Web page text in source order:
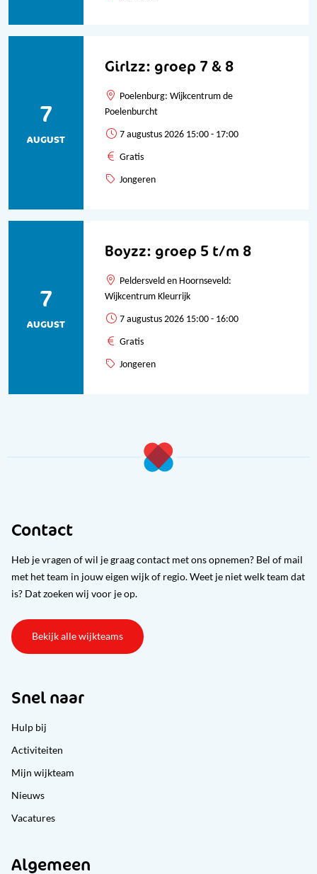
Girlzz: groep 7 & 8
7
AUGUST
Poelenburg: Wijkcentrum de
Poelenburcht
7 augustus 2026 15:00 - 17:00
Gratis
Jongeren
Boyzz: groep 5 t/m 8
7
AUGUST
Peldersveld en Hoornseveld:
Wijkcentrum Kleurrijk
7 augustus 2026 15:00 - 16:00
Gratis
Jongeren
Contact
Heb je vragen of wil je graag contact met ons opnemen? Bel of mail
met het team in jouw eigen wijk of regio. Weet je niet welk team dat
is? Dat zoeken wij voor je op.
Bekijk alle wijkteams
Snel naar
Hulp bij
Activiteiten
Mijn wijkteam
Nieuws
Vacatures
Algemeen